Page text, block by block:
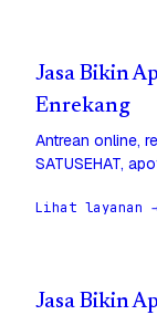
Jasa Bikin
Enrekang
Antrean online,
SATUSEHAT,
Lihat layanan
Jasa Bikin